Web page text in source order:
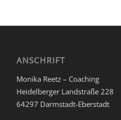
ANSCHRIFT
Monika Reetz – Coaching
Heidelberger Landstraße 228
64297 Darmstadt-Eberstadt